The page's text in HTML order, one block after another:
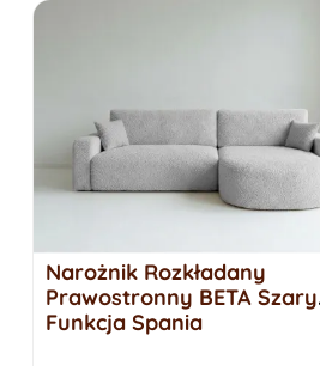
Narożnik Rozkładany
Prawostronny BETA Szary
Funkcja Spania